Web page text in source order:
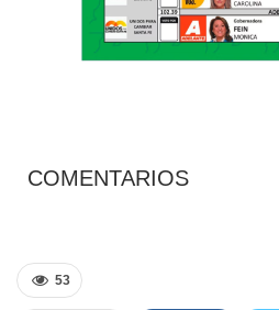
COMENTARIOS
53